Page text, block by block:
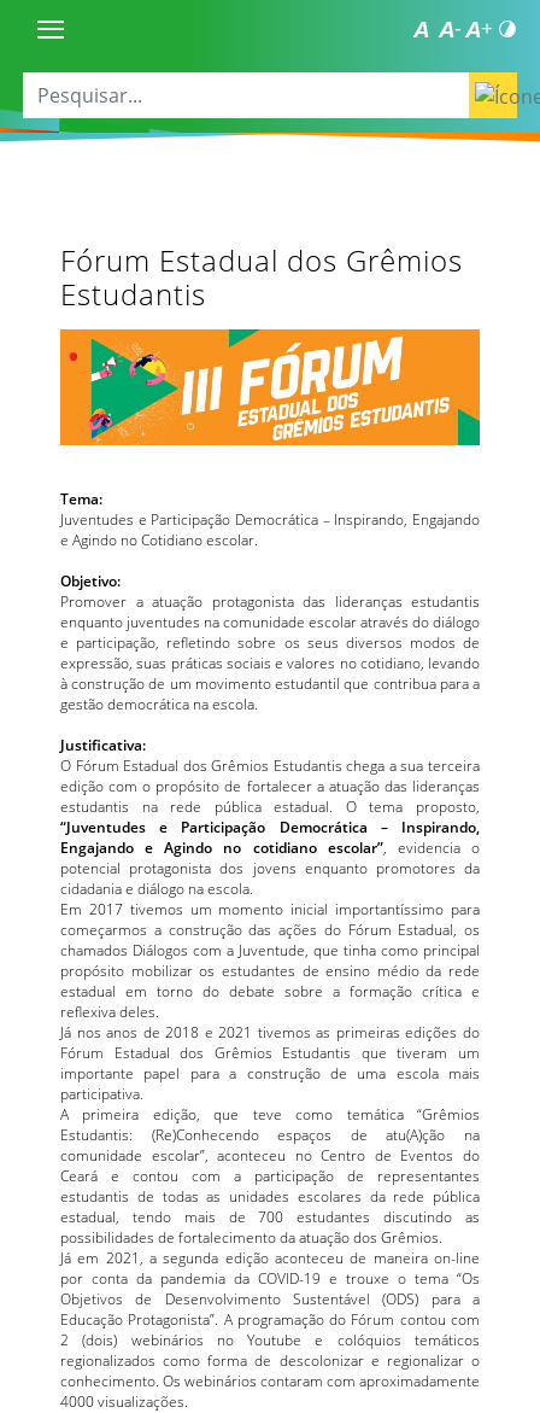
Fórum Estadual dos Grêmios
Estudantis
Tema:
Juventudes e Participação Democrática – Inspirando, Engajando
e Agindo no Cotidiano escolar.
Objetivo:
Promover a atuação protagonista das lideranças estudantis
enquanto juventudes na comunidade escolar através do diálogo
e participação, refletindo sobre os seus diversos modos de
expressão, suas práticas sociais e valores no cotidiano, levando
à construção de um movimento estudantil que contribua para a
gestão democrática na escola.
Justificativa:
O Fórum Estadual dos Grêmios Estudantis chega a sua terceira
edição com o propósito de fortalecer a atuação das lideranças
estudantis na rede pública estadual. O tema proposto,
“Juventudes e Participação Democrática – Inspirando,
Engajando e Agindo no cotidiano escolar”, evidencia o
potencial protagonista dos jovens enquanto promotores da
cidadania e diálogo na escola.
Em 2017 tivemos um momento inicial importantíssimo para
começarmos a construção das ações do Fórum Estadual, os
chamados Diálogos com a Juventude, que tinha como principal
propósito mobilizar os estudantes de ensino médio da rede
estadual em torno do debate sobre a formação crítica e
reflexiva deles.
Já nos anos de 2018 e 2021 tivemos as primeiras edições do
Fórum Estadual dos Grêmios Estudantis que tiveram um
importante papel para a construção de uma escola mais
participativa.
A primeira edição, que teve como temática “Grêmios
Estudantis: (Re)Conhecendo espaços de atu(A)ção na
comunidade escolar”, aconteceu no Centro de Eventos do
Ceará e contou com a participação de representantes
estudantis de todas as unidades escolares da rede pública
estadual, tendo mais de 700 estudantes discutindo as
possibilidades de fortalecimento da atuação dos Grêmios.
Já em 2021, a segunda edição aconteceu de maneira on-line
por conta da pandemia da COVID-19 e trouxe o tema “Os
Objetivos de Desenvolvimento Sustentável (ODS) para a
Educação Protagonista”. A programação do Fórum contou com
2 (dois) webinários no Youtube e colóquios temáticos
regionalizados como forma de descolonizar e regionalizar o
conhecimento. Os webinários contaram com aproximadamente
4000 visualizações.